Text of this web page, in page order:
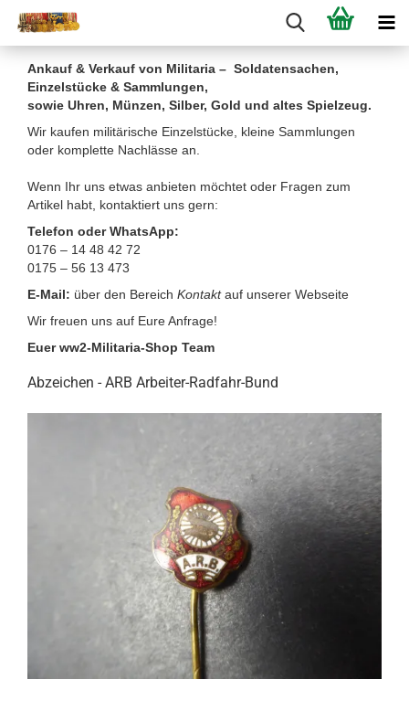
Ankauf & Verkauf von Militaria – Soldatensachen,
Einzelstücke & Sammlungen,
sowie Uhren, Münzen, Silber, Gold und altes Spielzeug.
Wir kaufen militärische Einzelstücke, kleine Sammlungen
oder komplette Nachlässe an.
Wenn Ihr uns etwas anbieten möchtet oder Fragen zum
Artikel habt, kontaktiert uns gern:
Telefon oder WhatsApp:
0176 – 14 48 42 72
0175 – 56 13 473
E-Mail: über den Bereich Kontakt auf unserer Webseite
Wir freuen uns auf Eure Anfrage!
Euer ww2-Militaria-Shop Team
Abzeichen - ARB Arbeiter-Radfahr-Bund